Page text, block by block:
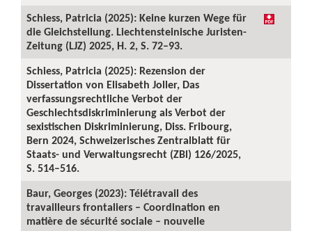
Schiess, Patricia (2025): Keine kurzen Wege für
die Gleichstellung. Liechtensteinische Juristen-
Zeitung (LJZ) 2025, H. 2, S. 72–93.
Schiess, Patricia (2025): Rezension der
Dissertation von Elisabeth Joller, Das
verfassungsrechtliche Verbot der
Geschlechtsdiskriminierung als Verbot der
sexistischen Diskriminierung, Diss. Fribourg,
Bern 2024, Schweizerisches Zentralblatt für
Staats- und Verwaltungsrecht (ZBl) 126/2025,
S. 514–516.
Baur, Georges (2023): Télétravail des
travailleurs frontaliers – Coordination en
matière de sécurité sociale – nouvelle